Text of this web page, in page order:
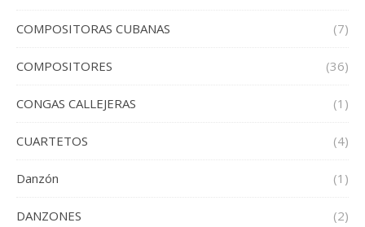
COMPOSITORAS CUBANAS (7)
COMPOSITORES (36)
CONGAS CALLEJERAS (1)
CUARTETOS (4)
Danzón (1)
DANZONES (2)